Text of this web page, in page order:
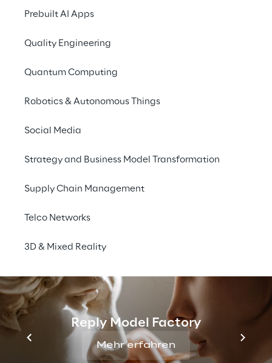
Prebuilt AI Apps
Quality Engineering
Quantum Computing
Robotics & Autonomous Things
Social Media
Strategy and Business Model Transformation
Supply Chain Management
Telco Networks
3D & Mixed Reality
Reply Model Factory
Mehr erfahren
Registrations
1253
Standard Edition
Total
Teen Edition - die
Gewinner
Dies sind die drei bestplatzierten Teams, die
an dieser Challenge teilgenommen haben: